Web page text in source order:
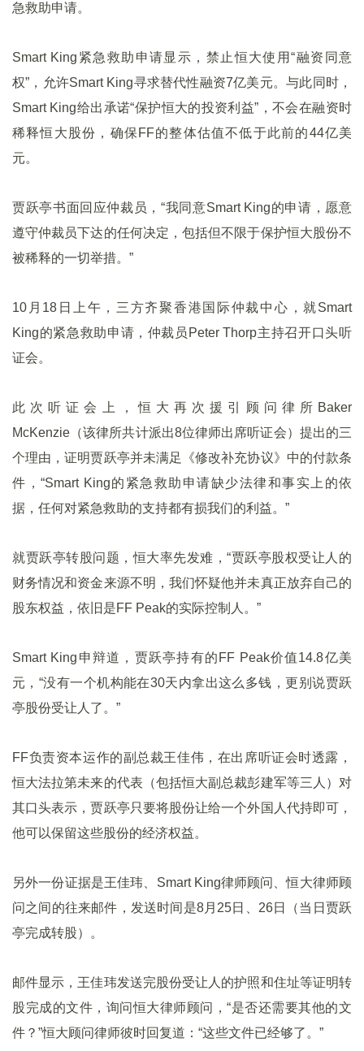
急救助申请。
Smart King紧急救助申请显示，禁止恒大使用“融资同意
权”，允许Smart King寻求替代性融资7亿美元。与此同时，
Smart King给出承诺“保护恒大的投资利益”，不会在融资时
稀释恒大股份，确保FF的整体估值不低于此前的44亿美
元。
贾跃亭书面回应仲裁员，“我同意Smart King的申请，愿意
遵守仲裁员下达的任何决定，包括但不限于保护恒大股份不
被稀释的一切举措。”
10月18日上午，三方齐聚香港国际仲裁中心，就Smart
King的紧急救助申请，仲裁员Peter Thorp主持召开口头听
证会。
此次听证会上，恒大再次援引顾问律所Baker
McKenzie（该律所共计派出8位律师出席听证会）提出的三
个理由，证明贾跃亭并未满足《修改补充协议》中的付款条
件，“Smart King的紧急救助申请缺少法律和事实上的依
据，任何对紧急救助的支持都有损我们的利益。”
就贾跃亭转股问题，恒大率先发难，“贾跃亭股权受让人的
财务情况和资金来源不明，我们怀疑他并未真正放弃自己的
股东权益，依旧是FF Peak的实际控制人。”
Smart King申辩道，贾跃亭持有的FF Peak价值14.8亿美
元，“没有一个机构能在30天内拿出这么多钱，更别说贾跃
亭股份受让人了。”
FF负责资本运作的副总裁王佳伟，在出席听证会时透露，
恒大法拉第未来的代表（包括恒大副总裁彭建军等三人）对
其口头表示，贾跃亭只要将股份让给一个外国人代持即可，
他可以保留这些股份的经济权益。
另外一份证据是王佳玮、Smart King律师顾问、恒大律师顾
问之间的往来邮件，发送时间是8月25日、26日（当日贾跃
亭完成转股）。
邮件显示，王佳玮发送完股份受让人的护照和住址等证明转
股完成的文件，询问恒大律师顾问，“是否还需要其他的文
件？”恒大顾问律师彼时回复道：“这些文件已经够了。”